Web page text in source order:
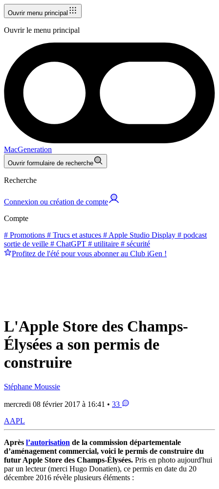
Ouvrir menu principal
Ouvrir le menu principal
MacGeneration
Ouvrir formulaire de recherche
Recherche
Connexion ou création de compte
Compte
# Promotions # Trucs et astuces # Apple Studio Display # podcast
sortie de veille # ChatGPT # utilitaire # sécurité
Profitez de l'été pour vous abonner au Club iGen !
L'Apple Store des Champs-
Élysées a son permis de
construire
Stéphane Moussie
mercredi 08 février 2017 à 16:41 • 33
AAPL
Après l’autorisation de la commission départementale
d’aménagement commercial, voici le permis de construire du
futur Apple Store des Champs-Élysées. Pris en photo aujourd'hui
par un lecteur (merci Hugo Donatien), ce permis en date du 20
décembre 2016 révèle plusieurs éléments :